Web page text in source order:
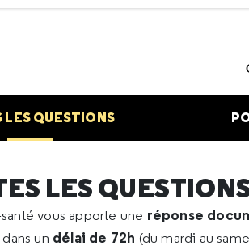
LES QUESTIONS
LES
vous apporte une réponse
un délai de 72h (du mardi au